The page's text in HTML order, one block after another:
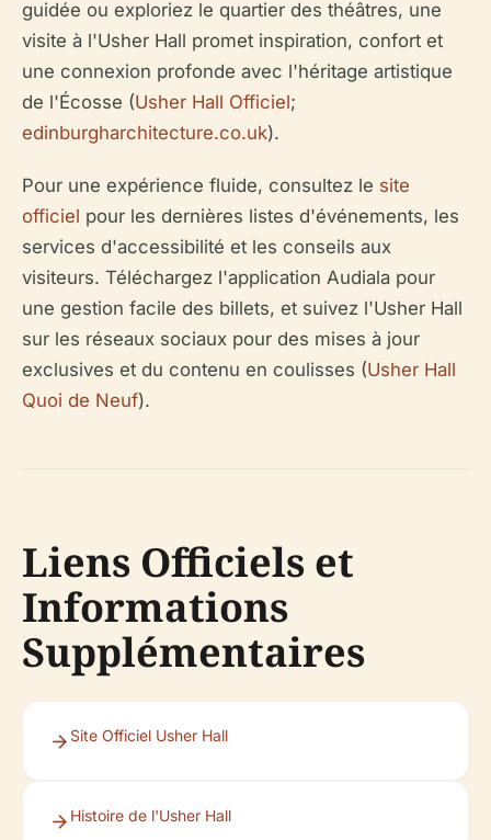
guidée ou exploriez le quartier des théâtres, une
visite à l'Usher Hall promet inspiration, confort et
une connexion profonde avec l'héritage artistique
de l'Écosse (Usher Hall Officiel;
edinburgharchitecture.co.uk).
Pour une expérience fluide, consultez le site
officiel pour les dernières listes d'événements, les
services d'accessibilité et les conseils aux
visiteurs. Téléchargez l'application Audiala pour
une gestion facile des billets, et suivez l'Usher Hall
sur les réseaux sociaux pour des mises à jour
exclusives et du contenu en coulisses (Usher Hall
Quoi de Neuf).
Liens Officiels et
Informations
Supplémentaires
Site Officiel Usher Hall
Histoire de l'Usher Hall